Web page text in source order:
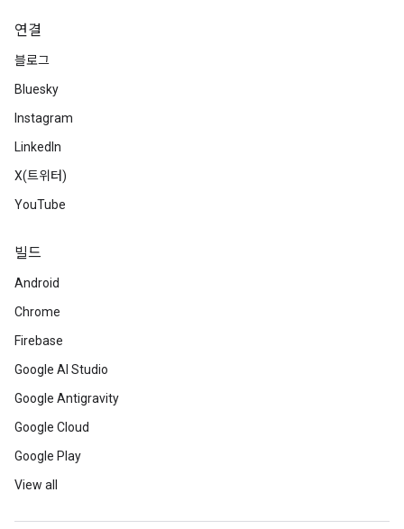
연결
블로그
Bluesky
Instagram
LinkedIn
X(트위터)
YouTube
빌드
Android
Chrome
Firebase
Google AI Studio
Google Antigravity
Google Cloud
Google Play
View all